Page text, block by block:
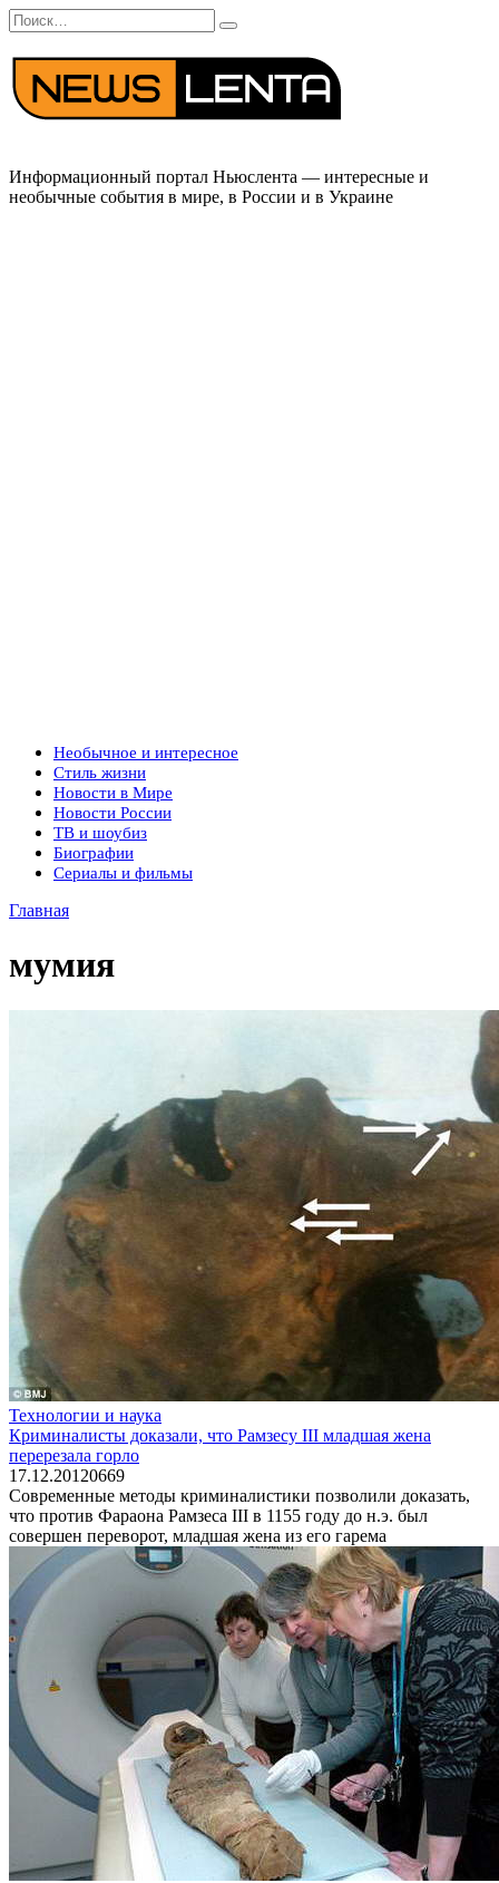
Перейти
к
содержанию
Search
for:
Информационный портал Ньюслента — интересные и
необычные события в мире, в России и в Украине
Необычное и интересное
Стиль жизни
Новости в Мире
Новости России
ТВ и шоубиз
Биографии
Сериалы и фильмы
Главная
мумия
Технологии и наука
Криминалисты доказали, что Рамзесу III младшая жена
перерезала горло
17.12.20120669
Современные методы криминалистики позволили доказать,
что против Фараона Рамзеса III в 1155 году до н.э. был
совершен переворот, младшая жена из его гарема